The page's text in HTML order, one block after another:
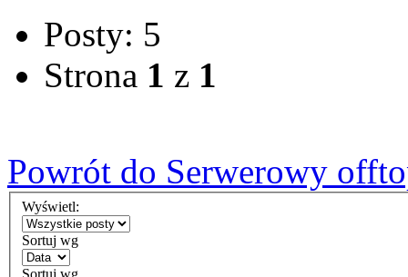
Posty: 5
Strona 1 z 1
Powrót do Serwerowy
Wyświetl:
Sortuj wg
Sortuj wg